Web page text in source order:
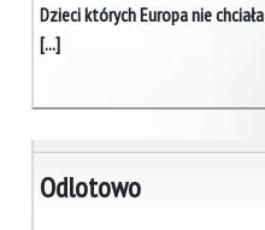
Dzieci których Europa nie chciała
[...]
Odlotowo